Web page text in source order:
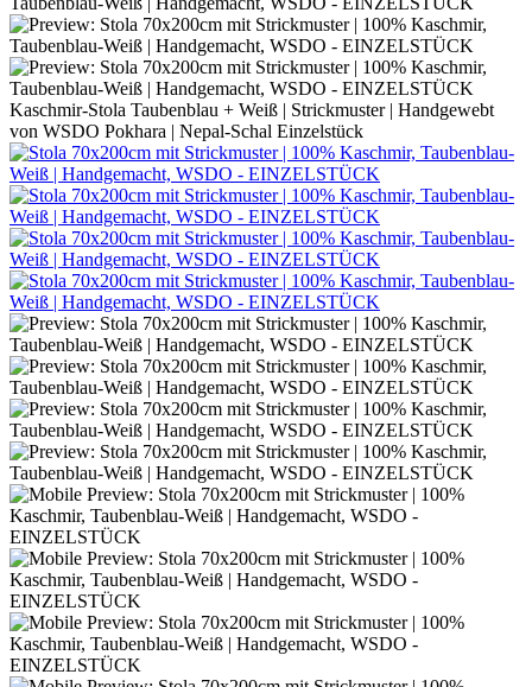
Kaschmir-Stola Taubenblau + Weiß | Strickmuster | Handgewebt
von WSDO Pokhara | Nepal-Schal Einzelstück